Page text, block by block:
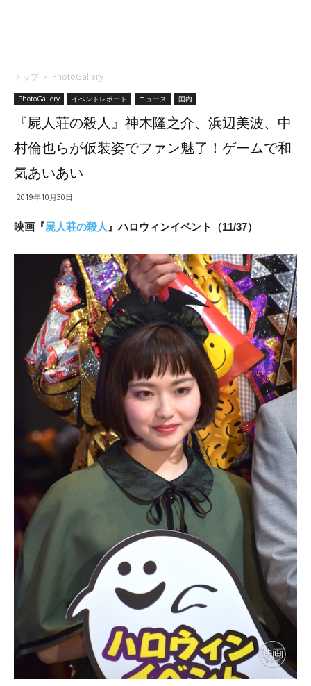
トップ PhotoGallery
PhotoGallery イベントレポート ニュース 国内
『屍人荘の殺人』神木隆之介、浜辺美波、中
村倫也らが仮装姿でファン魅了！ゲームで和
気あいあい
2019年10月30日
映画『屍人荘の殺人 』ハロウィンイベント（11/37）